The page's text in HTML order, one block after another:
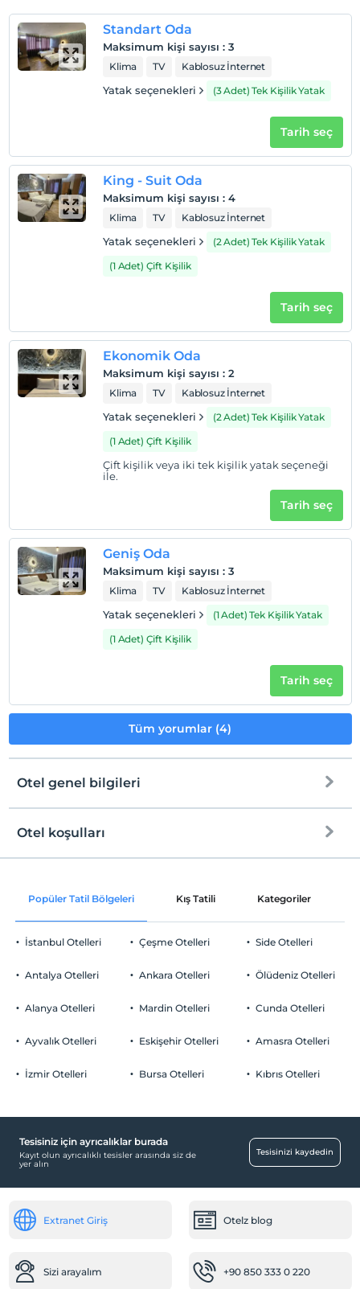
5 kg'a kadar evcil hayvan barınabilir.
Sigara
Sigara içilen alanlar var
Her bir oda için 1. çocuk 8 yaşına kadar ücretsizdir
Her bir oda için 2. çocuk 8 yaşına kadar ücretsizdir
Standart Oda
Maksimum kişi sayısı : 3
Klima TV Kablosuz İnternet
Yatak seçenekleri (3 Adet) Tek Kişilik Yatak
Tarih seç
King - Suit Oda
Maksimum kişi sayısı : 4
Klima TV Kablosuz İnternet
Yatak seçenekleri
(2 Adet) Tek Kişilik Yatak
(1 Adet) Çift Kişilik
Tarih seç
Ekonomik Oda
Maksimum kişi sayısı : 2
Klima TV Kablosuz İnternet
Yatak seçenekleri
(2 Adet) Tek Kişilik Yatak
(1 Adet) Çift Kişilik
Çift kişilik veya iki tek kişilik yatak seçeneği
ile.
Tarih seç
Geniş Oda
Maksimum kişi sayısı : 3
Klima TV Kablosuz İnternet
Yatak seçenekleri
(1 Adet) Tek Kişilik Yatak
(1 Adet) Çift Kişilik
Tarih seç
Tüm yorumlar (4)
Otel genel bilgileri
Ortak alanlar ve tüm odalar
Otopark
Ücretli Halka Açık Otopark
Yiyecek & İçecek
Lobi
Fotokopi
Otel koşulları
Check/in
Check/out
En geç saat 11:00 ve öncesi
Evcil Hayvan
2 yaşına kadar olan bebekler ücretsizdir.
Her bir oda için 2. çocuk 8 yaşına kadar ücretsizdir
Popüler Tatil Bölgeleri Kış Tatili Kategoriler
İstanbul Otelleri
Antalya Otelleri
Alanya Otelleri
Ayvalık Otelleri
İzmir Otelleri
Çeşme Otelleri
Ankara Otelleri
Mardin Otelleri
Eskişehir Otelleri
Bursa Otelleri
Side Otelleri
Ölüdeniz Otelleri
Cunda Otelleri
Amasra Otelleri
Kıbrıs Otelleri
Tesisiniz için ayrıcalıklar burada
Kayıt olun ayrıcalıklı tesisler arasında siz de
yer alın
Tesisinizi kaydedin
Extranet Giriş Otelz blog
Sizi arayalım +90 850 333 0 220